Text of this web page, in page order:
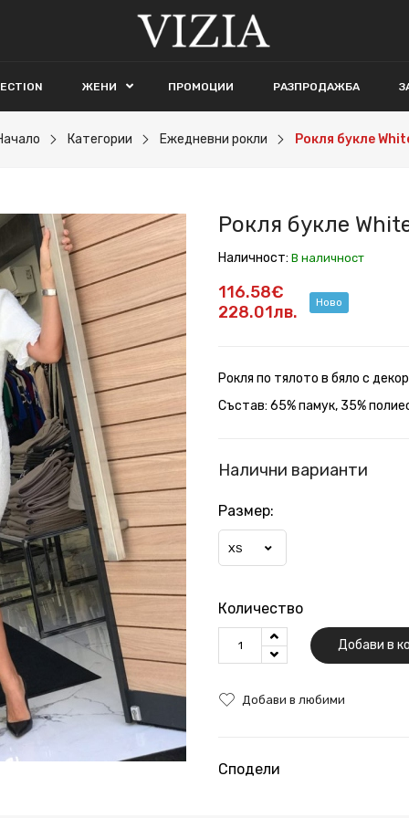
ЖЕНИ ПРОМОЦИИ РАЗПРОДАЖБА
Категории Ежедневни рокли Рокля букле
Рокля букле
Наличност: В наличност
116.58€
228.01лв.
Ново
Рокля по тялото в бяло с
Състав: 65% памук, 35%
Налични варианти
Размер:
XS
Количество
Добави в
Добави в любими
Сподели